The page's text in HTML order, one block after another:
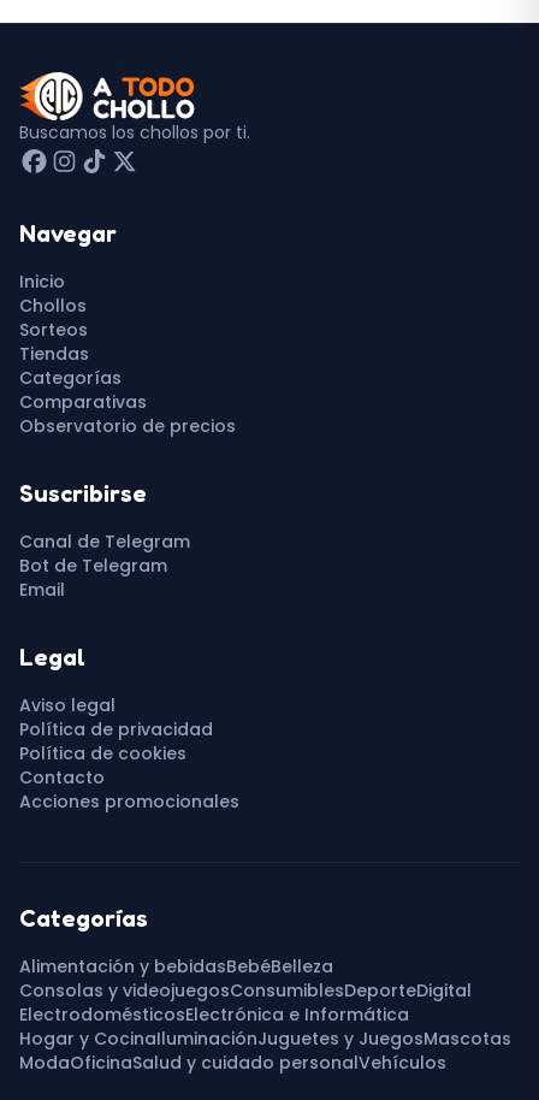
Buscamos los chollos por ti.
Navegar
Inicio
Chollos
Sorteos
Tiendas
Categorías
Comparativas
Observatorio de precios
Suscribirse
Canal de Telegram
Bot de Telegram
Email
Legal
Aviso legal
Política de privacidad
Política de cookies
Contacto
Acciones promocionales
Categorías
Alimentación y bebidasBebéBelleza
Consolas y videojuegosConsumiblesDeporteDigital
ElectrodomésticosElectrónica e Informática
Hogar y CocinaIluminaciónJuguetes y JuegosMascotas
ModaOficinaSalud y cuidado personalVehículos